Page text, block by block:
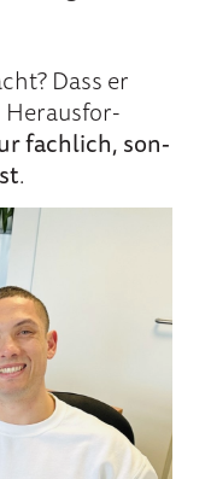
Dass er
He­raus­for­
fach­lich, son­
.